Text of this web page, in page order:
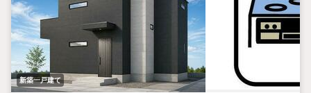
【主要不動産流通各社の2025年度中間期の売買仲介実績におい
て、全国第9位の売買仲介実績です】
※住宅新報より
たくさんのお客様からのお言葉に感謝してこれからも楽しく素敵
なお家探しをお約束します。
お家探しを始めてみようと思われたらまずは、お気軽に東宝ハウ
ス町田に相談してみませんか？
新築一戸建て